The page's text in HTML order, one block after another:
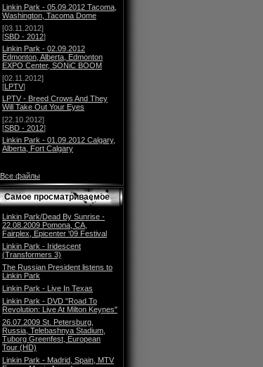
Linkin Park - 05.09.2012 Tacoma,
Washington, Tacoma Dome
[03.11.2012]
[SBD - 2012]
Linkin Park - 02.09.2012
Edmonton, Alberta, Edmonton
EXPO Center, SONiC BOOM
[02.11.2012]
[LPTV]
LPTV - Breed Crows And They
Will Take Out Your Eyes
[22.10.2012]
[SBD - 2012]
Linkin Park - 01.09.2012 Calgary,
Alberta, Fort Calgary
Все файлы
Самое просматриваемое
Linkin Park/Dead By Sunrise -
22.08.2009 Pomona, CA,
Fairplex, Epicenter '09 Festival
Linkin Park - Iridescent
(Transformers 3)
The Russian President listens to
Linkin Park
Linkin Park - Live In Texas
Linkin Park - DVD "Road To
Revolution: Live At Milton Keynes"
26.07.2009 St. Petersburg,
Russia, Telebashnya Stadium,
Tuborg Greenfest, European
Tour (HD)
Linkin Park - Madrid, Spain, MTV